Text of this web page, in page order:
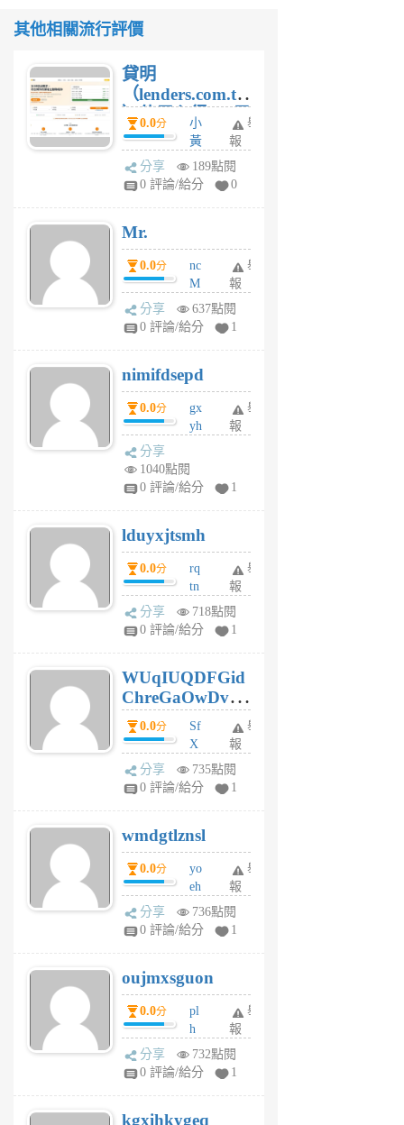
其他相關流行評價
貸明
（lenders.com.tw
）使用心得 — 民
間貸款比較平台
體驗
0.0分
小
黃
蜂
4
舉
報
分享
189點閱
0 評論/給分
0
Mr.
0.0分
nc
M
U
F
U
5
個
月
舉
報
分享
637點閱
0 評論/給分
1
nimifdsepd
0.0分
gx
yh
jl
月
前
舉
報
分享
1040點閱
0 評論/給分
1
lduyxjtsmh
0.0分
rq
tn
jt
gl
個
月
前
舉
報
分享
718點閱
0 評論/給分
1
WUqIUQDFGid
ChreGaOwDv
dY0.0分
Sf
X
Pe
Jc
R
P
m
v
A
V
個
月
前
舉
報
分享
735點閱
0 評論/給分
1
wmdgtlznsl
0.0分
yo
eh
ld
gy
個
月
前
舉
報
分享
736點閱
0 評論/給分
1
oujmxsguon
0.0分
pl
h
wi
w
6
舉
報
分享
732點閱
0 評論/給分
1
kgxihkygeq